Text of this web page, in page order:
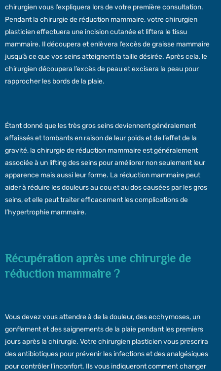
chirurgien vous l’expliquera lors de votre première consultation.
Pendant la chirurgie de réduction mammaire, votre chirurgien
plasticien effectuera une incision cutanée et liftera le tissu
mammaire. Il découpera et enlèvera l’excès de graisse mammaire
jusqu’à ce que vos seins atteignent la taille désirée. Après cela, le
chirurgien découpera l’excès de peau et excisera la peau pour
rapprocher les bords de la plaie.
Étant donné que les très gros seins deviennent généralement
affaissés et tombants en raison de leur poids et de l’effet de la
gravité, la chirurgie de réduction mammaire est généralement
associée à un lifting des seins pour améliorer non seulement leur
apparence mais aussi leur forme. La réduction mammaire peut
aider à réduire les douleurs au cou et au dos causées par les gros
seins, et elle peut traiter efficacement les complications de
l’hypertrophie mammaire.
Récupération après une chirurgie de
réduction mammaire ?
Vous devez vous attendre à de la douleur, des ecchymoses, un
gonflement et des saignements de la plaie pendant les premiers
jours après la chirurgie. Votre chirurgien plasticien vous prescrira
des antibiotiques pour prévenir les infections et des analgésiques
pour contrôler l’inconfort. Ils vous indiqueront comment changer